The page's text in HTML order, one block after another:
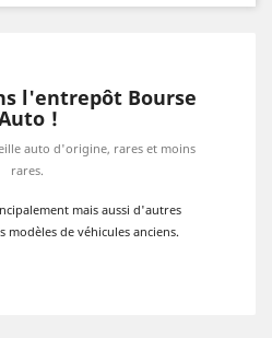
l'entrepôt Bourse
!
auto d'origine, rares et moins
rares.
mais aussi d'autres
modèles de véhicules anciens.